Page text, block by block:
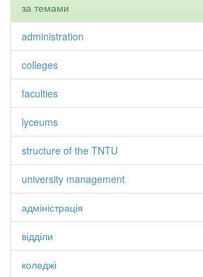
за темами
administration
colleges
faculties
lyceums
structure of the TNTU
university management
адміністрація
відділи
коледжі